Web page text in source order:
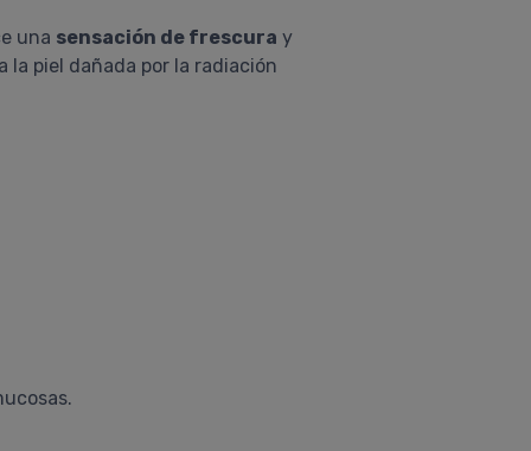
una sensación de frescura y
la piel dañada por la radiación